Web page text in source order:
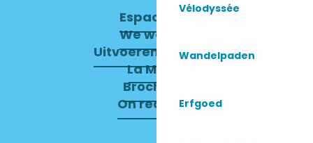
Vélodyssée
Wandelpaden
Erfgoed
Espace pro
We werven
Uitvoerend Comité
La Mairie
Brochures
On recrute !